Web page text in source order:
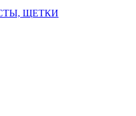
ЩЕТКИ